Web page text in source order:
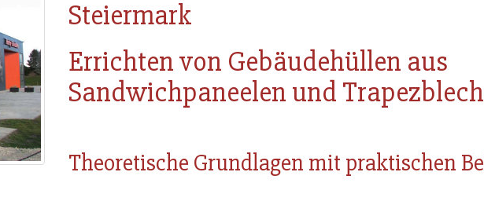
Steiermark
Errichten von Gebäudehüllen aus
Sandwichpaneelen und
Theoretische Grundlagen mit praktischen